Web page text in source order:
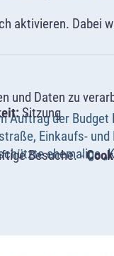
aktivieren. Dabei
und Daten zu
Sitzung
Besuche. -
Auftrag der Budget
Einkaufs- und
ehemalige